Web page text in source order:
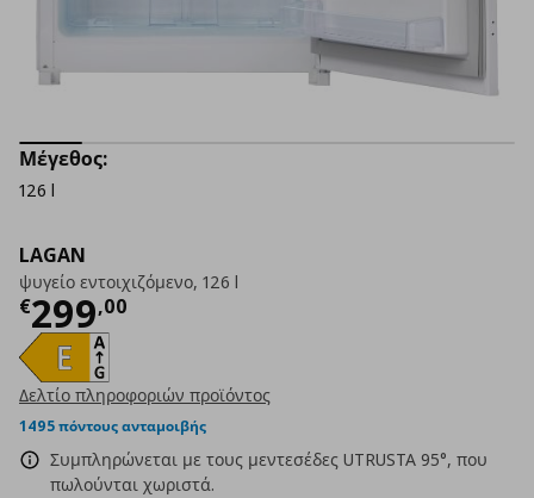
LAGAN
ψυγείο εντοιχιζόμενο, 126 l
€299,00
Τρέχουσα τιμή
Δελτίο πληροφοριών προϊόντος
1495 πόντους ανταμοιβής
Συμπληρώνεται με τους μεντεσέδες UTRUSTA 95°, που
πωλούνται χωριστά.
Μέγεθος:
126 l